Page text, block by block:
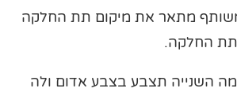
מתאר את מיקום תת החלקה
החלקה.
השנייה תצבע בצבע אדום ולה